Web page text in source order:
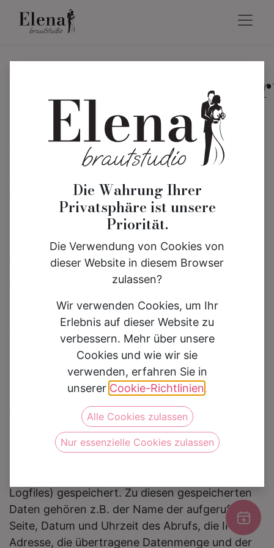
Soweit nachstehend keine anderen Angaben
gemacht werden, ist die Bereitstellung Ihrer
personenbezogenen Daten weder gesetzlich
Vertragsabschluss erforderlich. Sie sind zur
Bereitstellung der Daten nicht verpflichtet. Eine
Nichtbereitstellung hat keine Folgen. Dies gilt nur
soweit bei den nachfolgenden
Verarbeitungsvorgängen keine anderweitige
Angabe gemacht wird.
Informationen, die sich auf eine identifizierte
oder identifizierbare natürliche Person beziehen.
Server-Logfiles
Sie können unsere Webseiten besuchen, ohne
Angaben zu Ihrer Person zu machen.
Bei jedem Zugriff auf unsere Website werden an
uns oder unseren Webhoster / IT-Dienstleister
Logfiles) gespeichert. Zu diesen gespeicherten
Daten gehören z.B. der Name der aufgerufenen
Seite, Datum und Uhrzeit des Abrufs, die IP-
Adresse, die übertragene Datenmenge und der
Die Wahrung Ihrer
Privatsphäre ist unsere
Priorität.
Die Verwendung von Cookies von
dieser Website in diesem Browser
zulassen?
Wir verwenden Cookies, um Ihr
Erlebnis auf dieser Website zu
verbessern. Mehr über unsere
Cookies und wie wir sie
verwenden, erfahren Sie in
unserer Cookie-Richtlinien.
Alle Cookies zulassen
Nur essenzielle Cookies zulassen